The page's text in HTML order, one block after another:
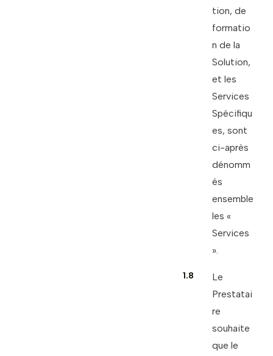
tion, de
formatio
n de la
Solution,
et les
Services
Spécifiqu
es, sont
ci-après
dénomm
és
ensemble
les «
Services
».
1.8
Le
Prestatai
re
souhaite
que le